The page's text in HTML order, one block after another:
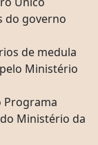
do governo
de medula
Ministério
Programa
Ministério da